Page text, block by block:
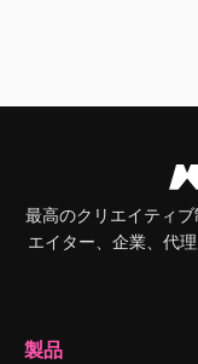
最高のクリエイティ
エイター、企業、代
製品